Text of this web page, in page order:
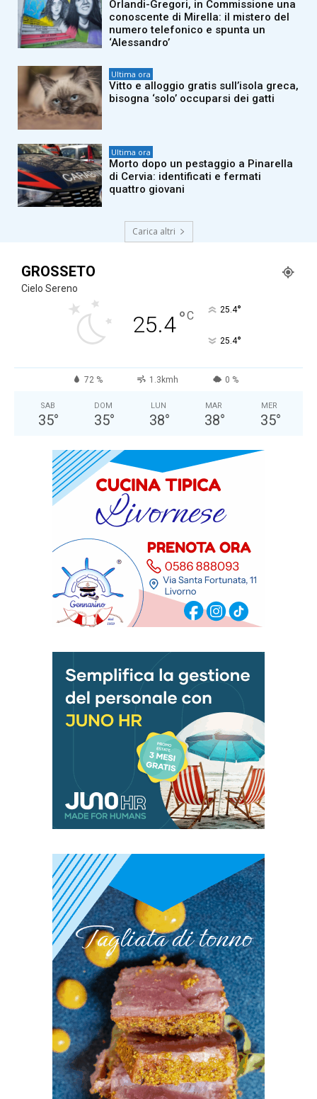
Orlandi-Gregori, in Commissione una
conoscente di Mirella: il mistero del
numero telefonico e spunta un
‘Alessandro’
Ultima ora
Vitto e alloggio gratis sull’isola greca,
bisogna ‘solo’ occuparsi dei gatti
Ultima ora
Morto dopo un pestaggio a Pinarella
di Cervia: identificati e fermati
quattro giovani
Carica altri
GROSSETO
Cielo Sereno
25.4°C 25.4°
25.4°
72 % 1.3kmh 0 %
SAB
35°
DOM
35°
LUN
38°
MAR
38°
MER
35°